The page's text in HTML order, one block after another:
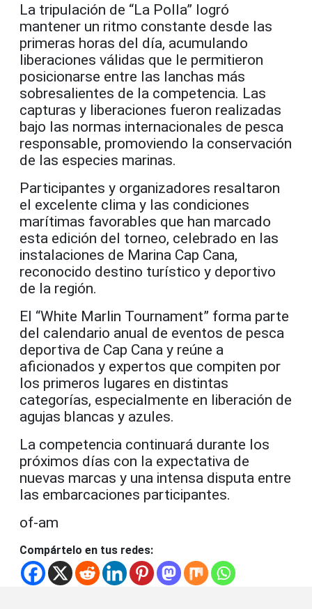
La tripulación de “La Polla” logró
mantener un ritmo constante desde las
primeras horas del día, acumulando
liberaciones válidas que le permitieron
posicionarse entre las lanchas más
sobresalientes de la competencia. Las
capturas y liberaciones fueron realizadas
bajo las normas internacionales de pesca
responsable, promoviendo la conservación
de las especies marinas.
Participantes y organizadores resaltaron
el excelente clima y las condiciones
marítimas favorables que han marcado
esta edición del torneo, celebrado en las
instalaciones de Marina Cap Cana,
reconocido destino turístico y deportivo
de la región.
El “White Marlin Tournament” forma parte
del calendario anual de eventos de pesca
deportiva de Cap Cana y reúne a
aficionados y expertos que compiten por
los primeros lugares en distintas
categorías, especialmente en liberación de
agujas blancas y azules.
La competencia continuará durante los
próximos días con la expectativa de
nuevas marcas y una intensa disputa entre
las embarcaciones participantes.
of-am
Compártelo en tus redes: